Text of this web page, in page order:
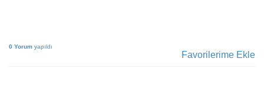
0 Yorum yapıldı
Favorilerime Ekle